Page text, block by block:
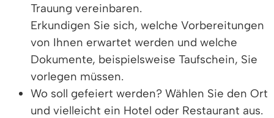
Trauung vereinbaren.
Erkundigen Sie sich, welche Vorbereitungen
von Ihnen erwartet werden und welche
Dokumente, beispielsweise Taufschein, Sie
vorlegen müssen.
Wo soll gefeiert werden? Wählen Sie den Ort
und vielleicht ein Hotel oder Restaurant aus.